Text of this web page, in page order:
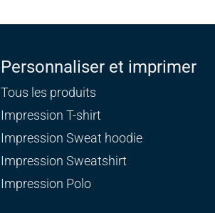
Personnaliser et imprimer
Tous les produits
Impression T-shirt
Impression Sweat hoodie
Impression Sweatshirt
Impression Polo